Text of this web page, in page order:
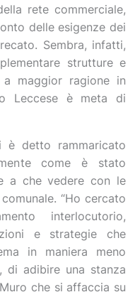
rete commerciale,
delle esigenze dei
Sembra, infatti,
strutture e
maggior ragione in
Leccese è meta di
è detto rammaricato
come è stato
a che vedere con le
“Ho cercato
interlocutorio,
e strategie che
in maniera meno
di adibire una stanza
che si affaccia su